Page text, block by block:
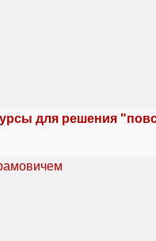
для решения